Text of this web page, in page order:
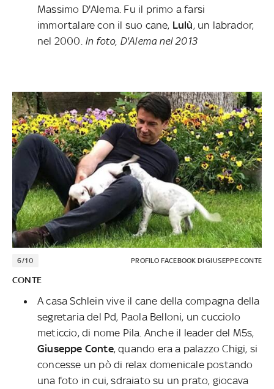
Massimo D'Alema. Fu il primo a farsi
immortalare con il suo cane, Lulù, un labrador,
nel 2000. In foto, D'Alema nel 2013
6/10 PROFILO FACEBOOK DI GIUSEPPE CONTE
CONTE
A casa Schlein vive il cane della compagna della
segretaria del Pd, Paola Belloni, un cucciolo
meticcio, di nome Pila. Anche il leader del M5s,
Giuseppe Conte, quando era a palazzo Chigi, si
concesse un pò di relax domenicale postando
una foto in cui, sdraiato su un prato, giocava